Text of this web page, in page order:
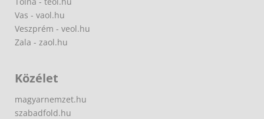
Vas - vaol.hu
Veszprém - veol.hu
Zala - zaol.hu
Közélet
magyarnemzet.hu
szabadfold.hu